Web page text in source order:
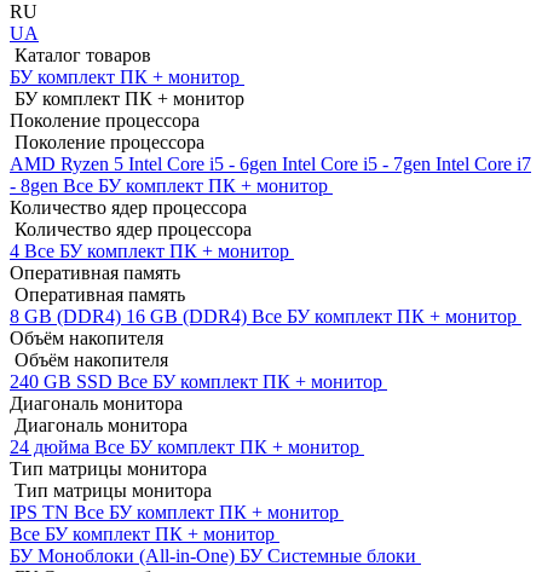
RU
UA
Каталог товаров
БУ комплект ПК + монитор
БУ комплект ПК + монитор
Поколение процессора
Поколение процессора
AMD Ryzen 5 Intel Core i5 - 6gen Intel Core i5 - 7gen Intel Core i7
- 8gen Все БУ комплект ПК + монитор
Количество ядер процессора
Количество ядер процессора
4 Все БУ комплект ПК + монитор
Оперативная память
Оперативная память
8 GB (DDR4) 16 GB (DDR4) Все БУ комплект ПК + монитор
Объём накопителя
Объём накопителя
240 GB SSD Все БУ комплект ПК + монитор
Диагональ монитора
Диагональ монитора
24 дюйма Все БУ комплект ПК + монитор
Тип матрицы монитора
Тип матрицы монитора
IPS TN Все БУ комплект ПК + монитор
Все БУ комплект ПК + монитор
БУ Моноблоки (All-in-One) БУ Системные блоки